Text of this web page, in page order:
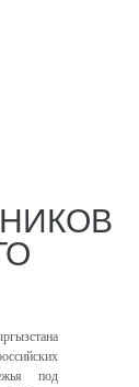
под